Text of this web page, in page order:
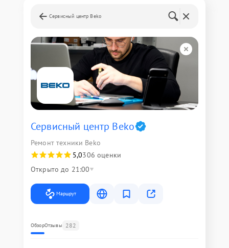
Сервисный центр Beko
Сервисный центр Beko
Ремонт техники Beko
5,0306 оценки
Открыто до 21:00
Маршрут
ОбзорОтзывы 282